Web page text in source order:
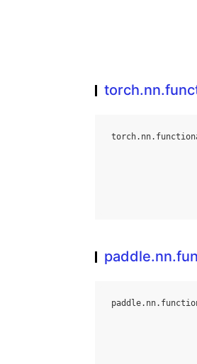
torch. nn.
paddle. nn.